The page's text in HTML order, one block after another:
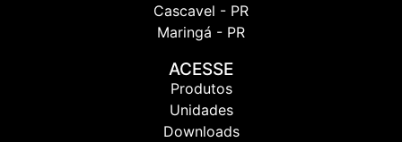
Cascavel - PR
Maringá - PR
ACESSE
Produtos
Unidades
Downloads